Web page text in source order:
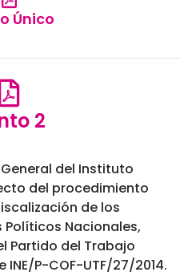
Único
2
del Instituto
del procedimiento
de los
Nacionales,
Partido del Trabajo
P-COF-UTF/27/2014.